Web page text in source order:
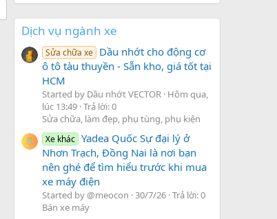
Dịch vụ ngành xe
Sửa chữa xe Dầu nhớt cho động cơ
ô tô tàu thuyền - Sẵn kho, giá tốt tại
HCM
Started by Dầu nhớt VECTOR Hôm qua,
lúc 13:49 Trả lời: 0
Sửa chữa, làm đẹp, phụ tùng, phụ kiện
Xe khác Yadea Quốc Sự đại lý ở
Nhơn Trạch, Đồng Nai là nơi bạn
nên ghé để tìm hiểu trước khi mua
xe máy điện
Started by @meocon 30/7/26 Trả lời: 0
Bán xe máy